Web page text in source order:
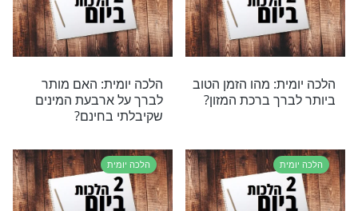
לעשות לפני ההדלקה?
הלכה יומית